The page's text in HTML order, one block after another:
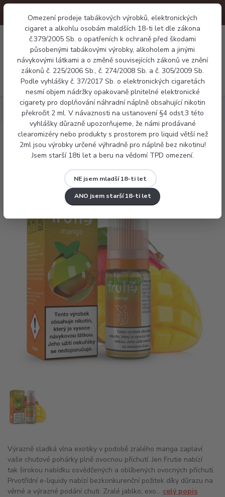
Omezení prodeje tabákových výrobků, elektronických
cigaret a alkohlu osobám maldších 18-ti let dle zákona
č.379/2005 Sb. o opatřeních k ochraně před škodami
působenými tabákovými výrobky, alkoholem a jinými
návykovými látkami a o změně souvisejících zákonů ve znění
zákonů č. 225/2006 Sb., č. 274/2008 Sb. a č. 305/2009 Sb.
Podle vyhlášky č. 37/2017 Sb. o elektronických cigaretách
nesmí objem nádržky opakovaně plnitelné elektronické
cigarety pro doplňování náhradní náplně obsahující nikotin
překročit 2 ml. V návaznosti na ustanovení §4 odst.3 této
vyhlášky důrazně upozorňujeme, že námi prodávané
clearomizéry nebo produkty s prostorem pro liquid větší než
2ml jsou výrobky určené výhradně pro náplně bez nikotinu!
Jsem starší 18ti let a beru na vědomí TPD omezení.
NE jsem mladší 18-ti let
ANO jsem starší 18-ti let
Menu
0 Kč
Náplně Frutie Mango 10ml
Frutie Mango 10ml
Výrazně sladká vlna exotiky v podobě zralého manga zaplaví
vaše chuťové pohárky plně ovocnou příchutí. Jen Frutie nabízí
tak širokou nabídku osvědčených a oblíbených ovocných příchutí.
Prvotřídní e-liquidy nabízí bezkonkurenční požitek díky důrazu na
věrné a výrazné podání chuti. Zralé jablko, exo... celý popis